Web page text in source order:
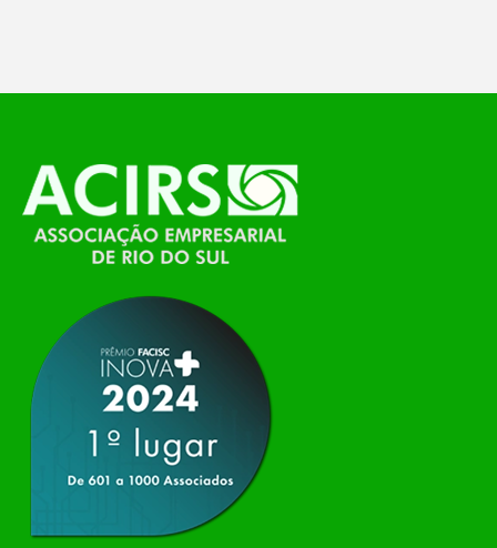
O Polo ACATE-ACIRS, por meio do NIAVI – Núcleo
de Tecnologia da Informação do Alto Vale do
Itajaí, realizou, no dia 21 de julho, o evento
Conexão Tech NIAVI, reunindo empresas de
tecnologia da região para uma noite de
apresentação de novas iniciativas para o setor. O
encontro aconteceu em Rio…